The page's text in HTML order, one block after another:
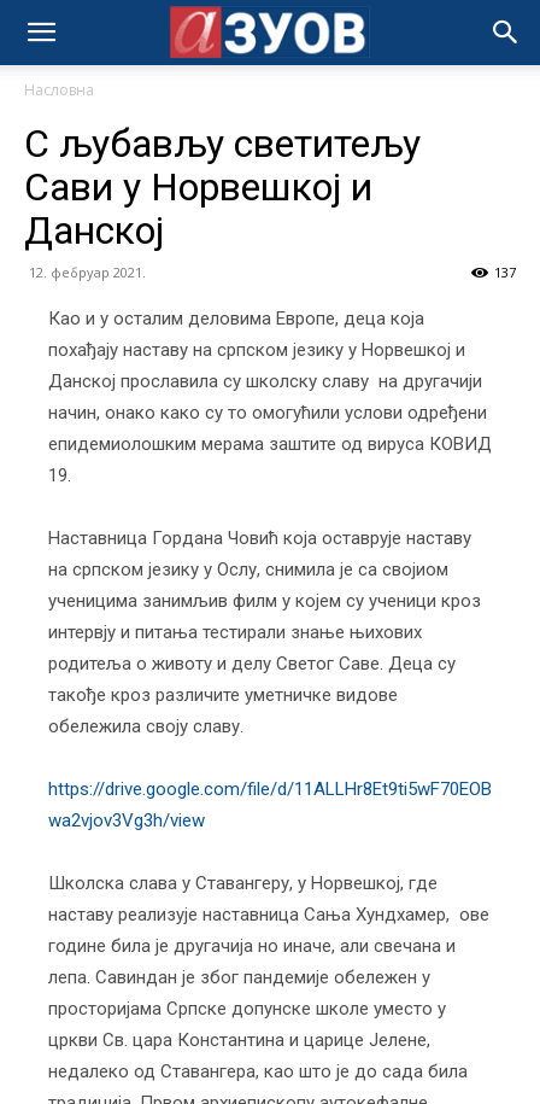
Насловна
С љубављу светитељу
Сави у Норвешкој и
Данској
12. фебруар 2021. 137
Као и у осталим деловима Европе, деца која
похађају наставу на српском језику у Норвешкој и
Данској прославила су школску славу на другачији
начин, онако како су то омогућили услови одређени
епидемиолошким мерама заштите од вируса КОВИД
19.
Наставница Гордана Човић која оставрује наставу
на српском језику у Ослу, снимила је са својиом
ученицима занимљив филм у којем су ученици кроз
интервју и питања тестирали знање њихових
родитеља о животу и делу Светог Саве. Деца су
такође кроз различите уметничке видове
обележила своју славу.
https://drive.google.com/file/d/11ALLHr8Et9ti5wF70EOB
wa2vjov3Vg3h/view
Школска слава у Ставангеру, у Норвешкој, где
наставу реализује наставница Сања Хундхамер, ове
године била је другачија но иначе, али свечана и
лепа. Савиндан је због пандемије обележен у
просторијама Српске допунске школе уместо у
цркви Св. цара Константина и царице Јелене,
недалеко од Ставангера, као што је до сада била